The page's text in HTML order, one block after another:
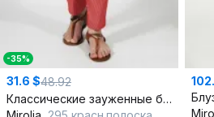
-35%
31.6 $48.92
Классические зауженные брюки из хлопка для демисезона